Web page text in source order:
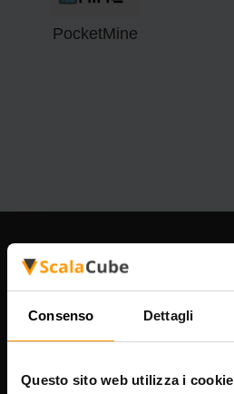
Consenso Dettagli
Questo sito web utilizza i cookie
PocketMine
La nostra azienda
Scalable Hosting Solutions OÜ
Partita IVA: EE102133820